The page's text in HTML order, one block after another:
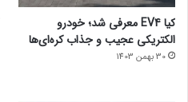
کیا EV4 معرفی شد؛ خودرو
الکتریکی عجیب و جذاب کره‌ای‌ها
30 بهمن 1403